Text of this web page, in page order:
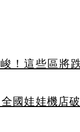
！這些區將
國娃娃機店